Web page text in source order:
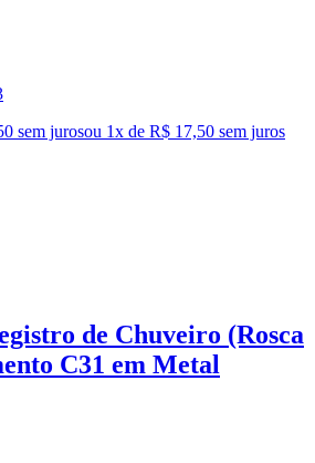
sem jurosou 1x de R$ 17,50 sem juros
de Chuveiro (Rosca
C31 em Metal